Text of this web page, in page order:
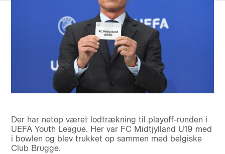
Der har netop været lodtrækning til playoff-runden i
UEFA Youth League. Her var FC Midtjylland U19 med
i bowlen og blev trukket op sammen med belgiske
Club Brugge.